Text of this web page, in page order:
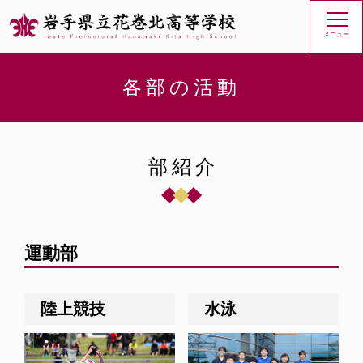
メニュー
各部の活動
部紹介
運動部
陸上競技 水泳